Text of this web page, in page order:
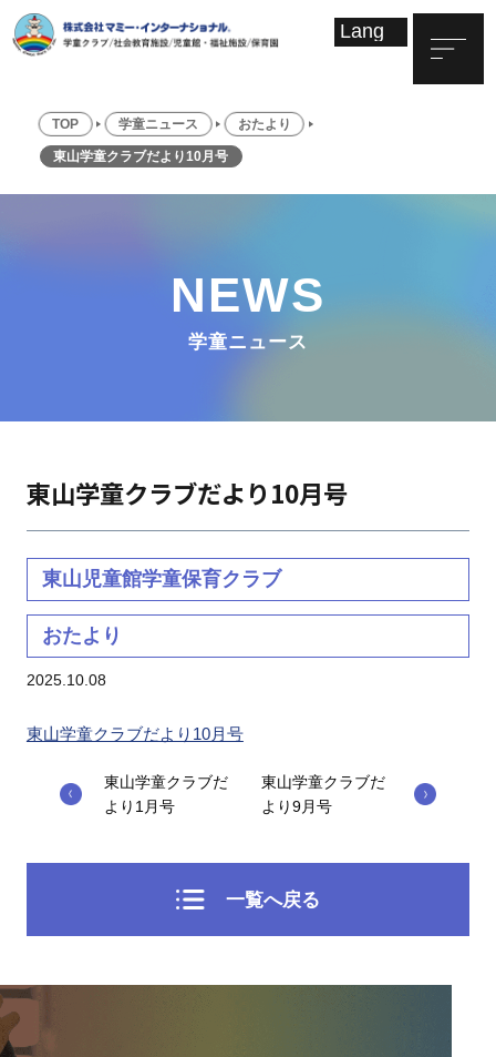
TOP 学童ニュース おたより
東山学童クラブだより10月号
NEWS
学童ニュース
東山学童クラブだより10月号
東山児童館学童保育クラブ
おたより
2025.10.08
東山学童クラブだより10月号
東山学童クラブだ
より1月号
東山学童クラブだ
より9月号
一覧へ戻る